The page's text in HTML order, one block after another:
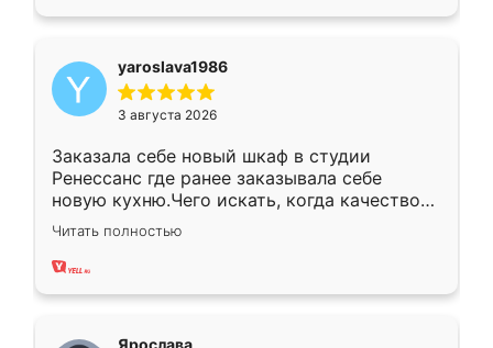
yaroslava1986
3 августа 2026
Заказала себе новый шкаф в студии
Ренессанс где ранее заказывала себе
новую кухню.Чего искать, когда качеством
вполне довольна. Служит кухня уже почти
два года, нареканий нет.
Читать полностью
Ярослава